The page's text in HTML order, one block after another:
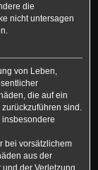
die
nicht untersagen
von Leben,
die auf ein
sind.
insbesondere
bei vorsätzlichem
aus der
der Verletzung